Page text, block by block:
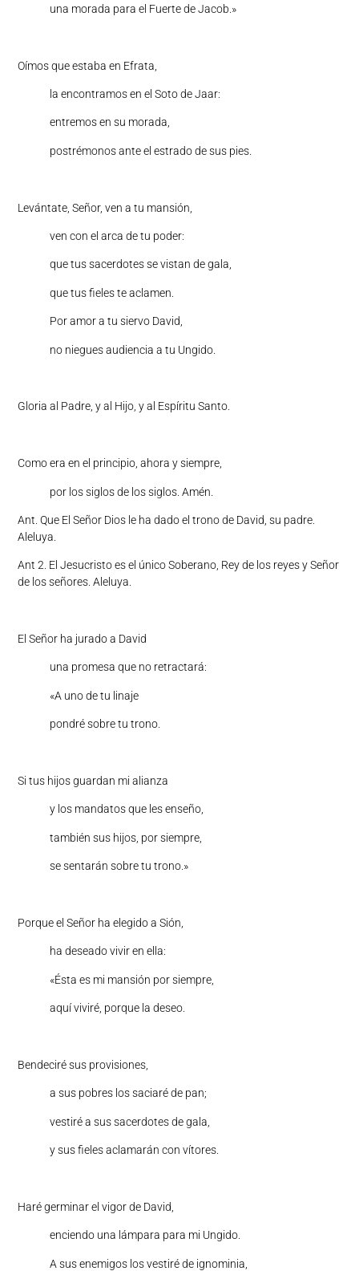
una morada para el Fuerte de Jacob.»
Oímos que estaba en Efrata,
la encontramos en el Soto de Jaar:
entremos en su morada,
postrémonos ante el estrado de sus pies.
Levántate, Señor, ven a tu mansión,
ven con el arca de tu poder:
que tus sacerdotes se vistan de gala,
que tus fieles te aclamen.
Por amor a tu siervo David,
no niegues audiencia a tu Ungido.
Gloria al Padre, y al Hijo, y al Espíritu Santo.
Como era en el principio, ahora y siempre,
por los siglos de los siglos. Amén.
Ant. Que El Señor Dios le ha dado el trono de David, su padre.
Aleluya.
Ant 2. El Jesucristo es el único Soberano, Rey de los reyes y Señor
de los señores. Aleluya.
El Señor ha jurado a David
una promesa que no retractará:
«A uno de tu linaje
pondré sobre tu trono.
Si tus hijos guardan mi alianza
y los mandatos que les enseño,
también sus hijos, por siempre,
se sentarán sobre tu trono.»
Porque el Señor ha elegido a Sión,
ha deseado vivir en ella:
«Ésta es mi mansión por siempre,
aquí viviré, porque la deseo.
Bendeciré sus provisiones,
a sus pobres los saciaré de pan;
vestiré a sus sacerdotes de gala,
y sus fieles aclamarán con vítores.
Haré germinar el vigor de David,
enciendo una lámpara para mi Ungido.
A sus enemigos los vestiré de ignominia,